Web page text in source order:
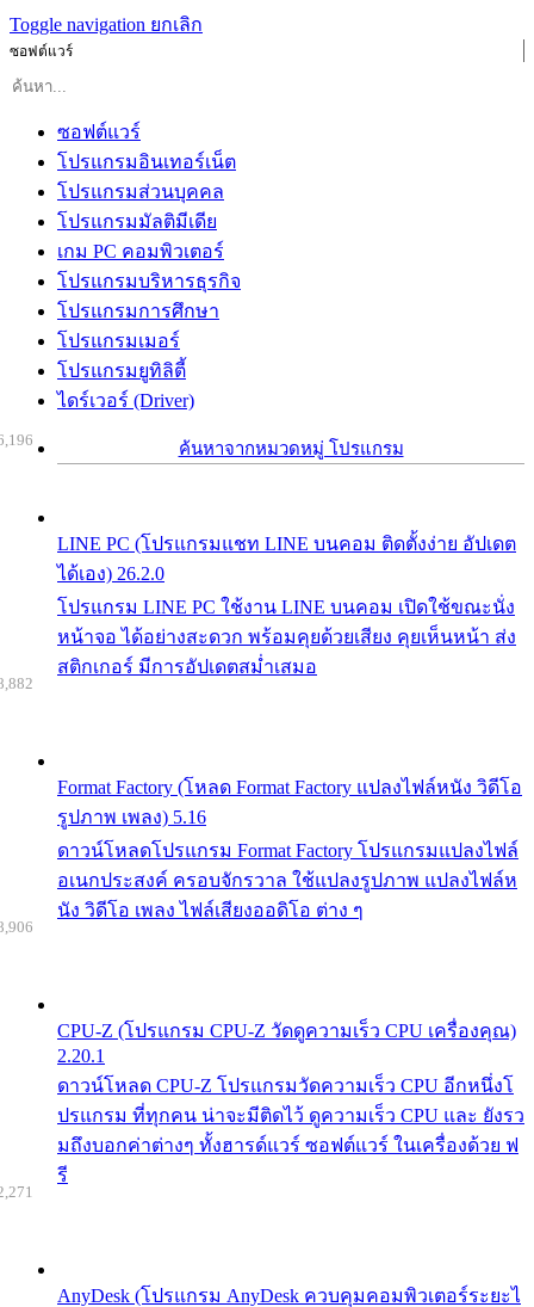
Toggle navigation ยกเลิก
ซอฟต์แวร์
ซอฟต์แวร์
โปรแกรมอินเทอร์เน็ต
โปรแกรมส่วนบุคคล
โปรแกรมมัลติมีเดีย
เกม PC คอมพิวเตอร์
โปรแกรมบริหารธุรกิจ
โปรแกรมการศึกษา
โปรแกรมเมอร์
โปรแกรมยูทิลิตี้
ไดร์เวอร์ (Driver)
ค้นหาจากหมวดหมู่ โปรแกรม
LINE PC (โปรแกรมแชท LINE บนคอม ติดตั้งง่าย อัปเดต
ได้เอง) 26.2.0
โปรแกรม LINE PC ใช้งาน LINE บนคอม เปิดใช้ขณะนั่ง
หน้าจอ ได้อย่างสะดวก พร้อมคุยด้วยเสียง คุยเห็นหน้า ส่ง
สติกเกอร์ มีการอัปเดตสม่ำเสมอ
Format Factory (โหลด Format Factory แปลงไฟล์หนัง วิดีโอ
รูปภาพ เพลง) 5.16
ดาวน์โหลดโปรแกรม Format Factory โปรแกรมแปลงไฟล์
อเนกประสงค์ ครอบจักรวาล ใช้แปลงรูปภาพ แปลงไฟล์ห
นัง วิดีโอ เพลง ไฟล์เสียงออดิโอ ต่าง ๆ
CPU-Z (โปรแกรม CPU-Z วัดดูความเร็ว CPU เครื่องคุณ)
2.20.1
ดาวน์โหลด CPU-Z โปรแกรมวัดความเร็ว CPU อีกหนึ่งโ
ปรแกรม ที่ทุกคน น่าจะมีติดไว้ ดูความเร็ว CPU และ ยังรว
มถึงบอกค่าต่างๆ ทั้งฮารด์แวร์ ซอฟต์แวร์ ในเครื่องด้วย ฟ
รี
AnyDesk (โปรแกรม AnyDesk ควบคุมคอมพิวเตอร์ระยะไ